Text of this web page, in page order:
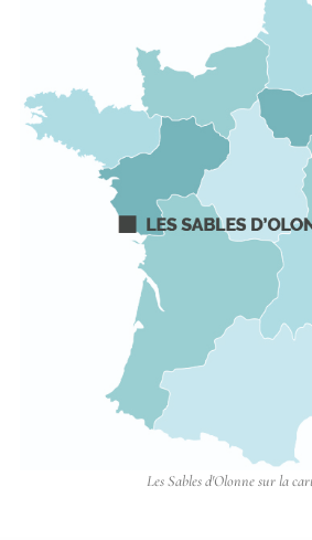
Les Sables d'Olonne sur la